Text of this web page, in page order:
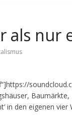
nur
Baumärkte,
in den eigenen vier